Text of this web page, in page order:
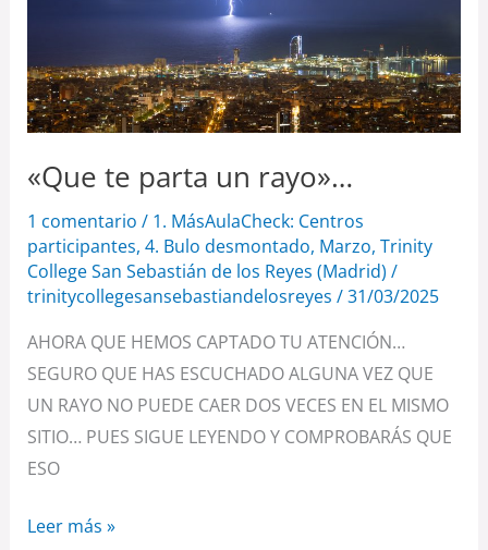
«Que te parta un rayo»…
1 comentario / 1. MásAulaCheck: Centros
participantes, 4. Bulo desmontado, Marzo, Trinity
College San Sebastián de los Reyes (Madrid) /
trinitycollegesansebastiandelosreyes /31/03/2025
AHORA QUE HEMOS CAPTADO TU ATENCIÓN…
SEGURO QUE HAS ESCUCHADO ALGUNA VEZ QUE
UN RAYO NO PUEDE CAER DOS VECES EN EL MISMO
SITIO… PUES SIGUE LEYENDO Y COMPROBARÁS QUE
ESO
Leer más »